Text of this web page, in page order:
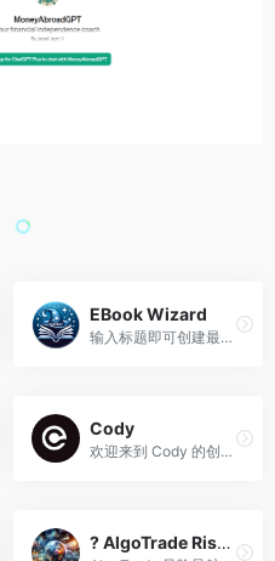
EBook Wizard
输入标题即可创建最佳电子书大纲。
Cody
欢迎来到 Cody 的创新世界，您的全栈开发专家指南！使用 Assistants API 开发聊天机器人
? AlgoTrade Risk Navigator